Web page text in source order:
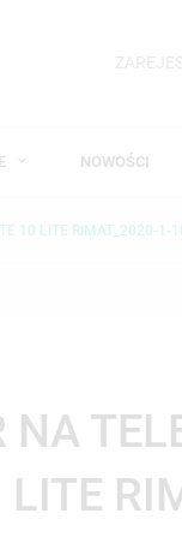
NOWOŚCI
10 LITE RIMAT_2020-1-
NA
LITE